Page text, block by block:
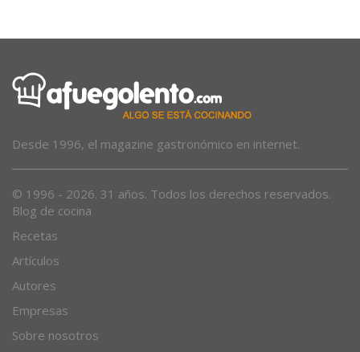
Desde 1996, el magazine gastronómico en internet.
© 1996 - 2026. 31 años. Todos los derechos reservados.
Blog de cocina
Recetas
Artículos
Autores
Empresas
Sobre nosotros